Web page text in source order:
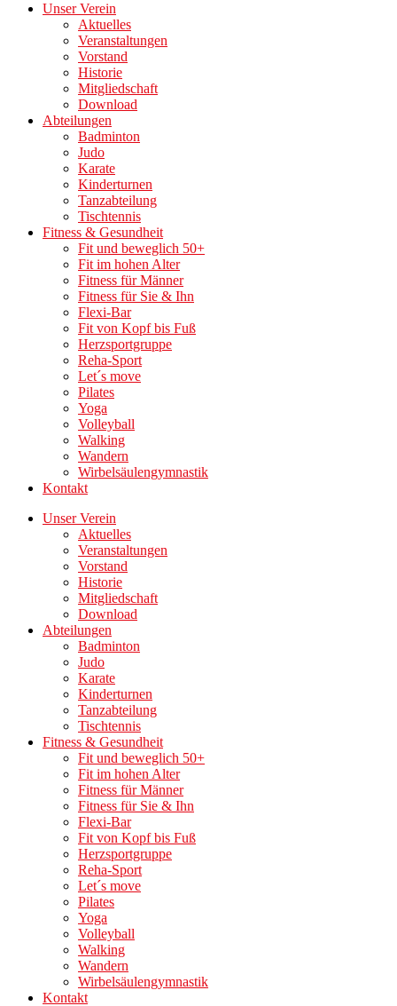
Unser Verein
Aktuelles
Veranstaltungen
Vorstand
Historie
Mitgliedschaft
Download
Abteilungen
Badminton
Judo
Karate
Kinderturnen
Tanzabteilung
Tischtennis
Fitness & Gesundheit
Fit und beweglich 50+
Fit im hohen Alter
Fitness für Männer
Fitness für Sie & Ihn
Flexi-Bar
Fit von Kopf bis Fuß
Herzsportgruppe
Reha-Sport
Let´s move
Pilates
Yoga
Volleyball
Walking
Wandern
Wirbelsäulengymnastik
Kontakt
Unser Verein
Aktuelles
Veranstaltungen
Vorstand
Historie
Mitgliedschaft
Download
Abteilungen
Badminton
Judo
Karate
Kinderturnen
Tanzabteilung
Tischtennis
Fitness & Gesundheit
Fit und beweglich 50+
Fit im hohen Alter
Fitness für Männer
Fitness für Sie & Ihn
Flexi-Bar
Fit von Kopf bis Fuß
Herzsportgruppe
Reha-Sport
Let´s move
Pilates
Yoga
Volleyball
Walking
Wandern
Wirbelsäulengymnastik
Kontakt